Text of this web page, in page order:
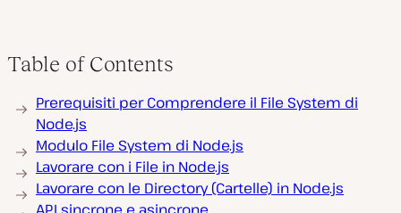
Table of Contents
Prerequisiti per Comprendere il File System di
Node.js
Modulo File System di Node.js
Lavorare con i File in Node.js
Lavorare con le Directory (Cartelle) in Node.js